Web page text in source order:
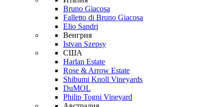
Bruno Giacosa
Falletto di Bruno Giacosa
Elio Sandri
Венгрия
Istvan Szepsy
США
Harlan Estate
Rose & Arrow Estate
Shibumi Knoll Vineyards
DuMOL
Philip Togni Vineyard